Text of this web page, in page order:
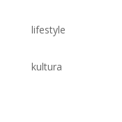
lifestyle
kultura